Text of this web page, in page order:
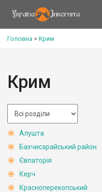
Головна > Крим
Крим
Алушта
Бахчисарайський район
Євпаторія
Керч
Красноперекопський